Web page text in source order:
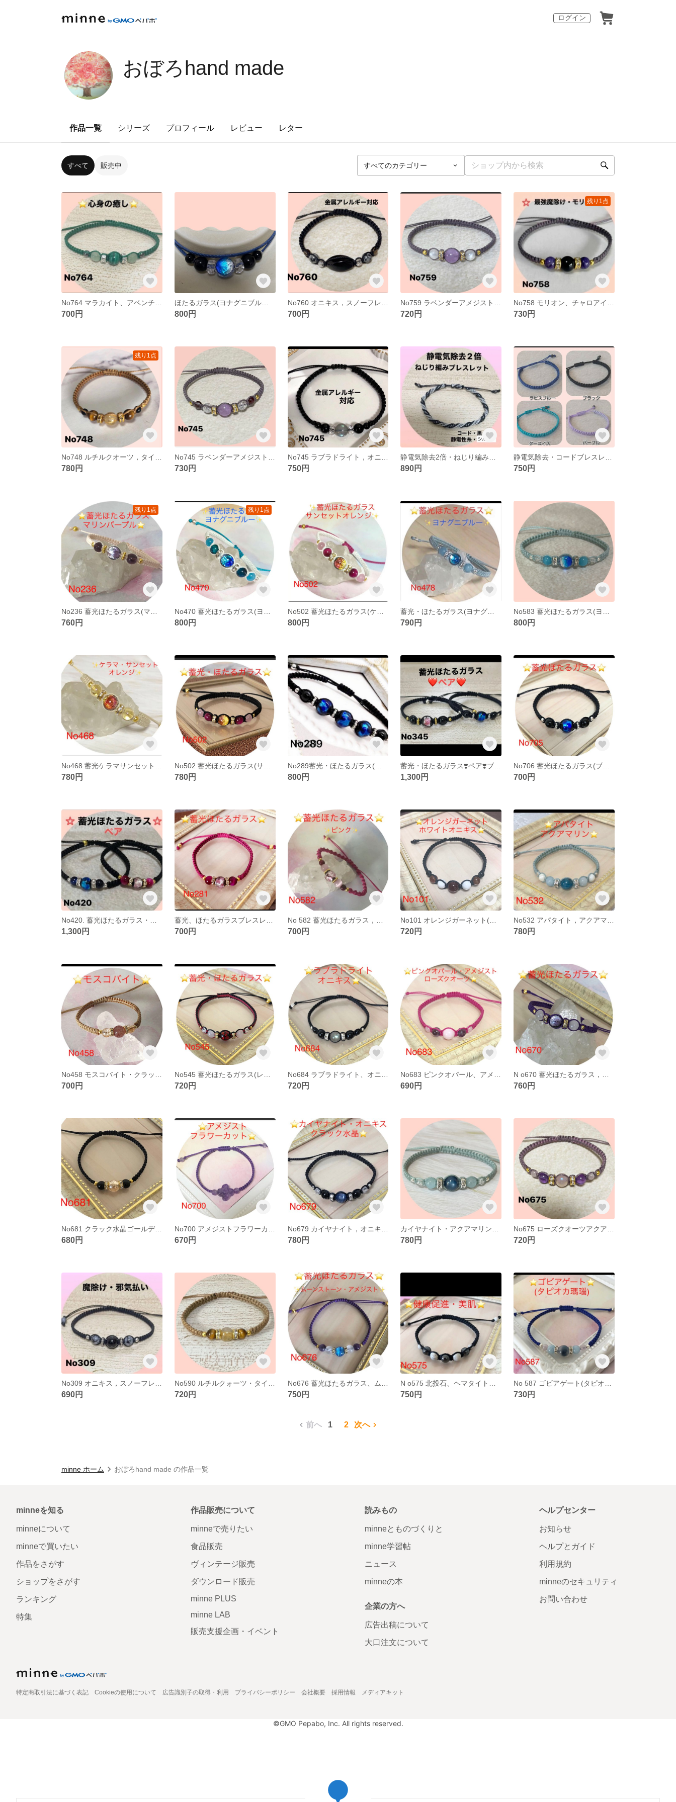
ログイン
おぼろhand made
作品一覧 シリーズ プロフィール レビュー レター
すべて 販売中
700円
ほたるガラス(ヨナグニブルー)ブレスレット
800円 700円 720円
残り1点
730円
残り1点
780円 730円 750円 890円 750円
残り1点
760円
残り1点
800円 800円 790円 800円
780円
No502 蓄光ほたるガラス(サンセットオレンジ)ブレスレット
780円
No289蓄光・ほたるガラス(ブルー)ブレスレット
800円 1,300円 700円
1,300円 700円 700円 720円 780円
700円 720円 720円 690円 760円
No681 クラック水晶ゴールデンオーラ，オニキスブレスレット
680円 670円 780円 780円 720円
690円 720円 750円 750円 730円
前へ 1 2 次へ
minne ホーム おぼろhand made の作品一覧
minneを知る
minneについて
minneで買いたい
作品をさがす
ショップをさがす
ランキング
特集
作品販売について
minneで売りたい
食品販売
ヴィンテージ販売
ダウンロード販売
minne PLUS
minne LAB
販売支援企画・イベント
読みもの
minneとものづくりと
minne学習帖
ニュース
minneの本
企業の方へ
広告出稿について
大口注文について
ヘルプセンター
お知らせ
ヘルプとガイド
利用規約
minneのセキュリティ
お問い合わせ
特定商取引法に基づく表記 Cookieの使用について 広告識別子の取得・利用 プライバシーポリシー 会社概要 採用情報 メディアキット
©GMO Pepabo, Inc. All rights reserved.